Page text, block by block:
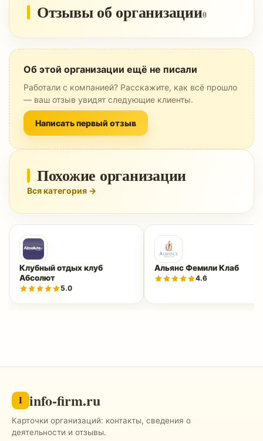
Отзывы об организации0
Об этой организации ещё не писали
Работали с компанией? Расскажите, как всё прошло
— ваш отзыв увидят следующие клиенты.
Написать первый отзыв
Похожие организации
Вся категория →
Клубный отдых клуб
Абсолют
5.0
Альянс Фемили Клаб
4.6
I info-firm.ru
Карточки организаций: контакты, сведения о
деятельности и отзывы.